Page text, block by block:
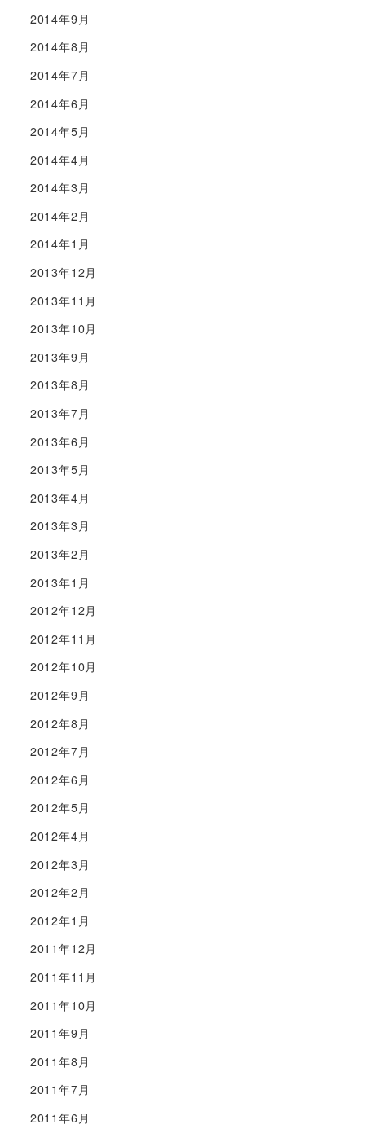
2014年9月
2014年8月
2014年7月
2014年6月
2014年5月
2014年4月
2014年3月
2014年2月
2014年1月
2013年12月
2013年11月
2013年10月
2013年9月
2013年8月
2013年7月
2013年6月
2013年5月
2013年4月
2013年3月
2013年2月
2013年1月
2012年12月
2012年11月
2012年10月
2012年9月
2012年8月
2012年7月
2012年6月
2012年5月
2012年4月
2012年3月
2012年2月
2012年1月
2011年12月
2011年11月
2011年10月
2011年9月
2011年8月
2011年7月
2011年6月